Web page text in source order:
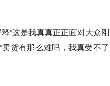
“这是我真真正正面对大众刚
货有那么难吗，我真受不了